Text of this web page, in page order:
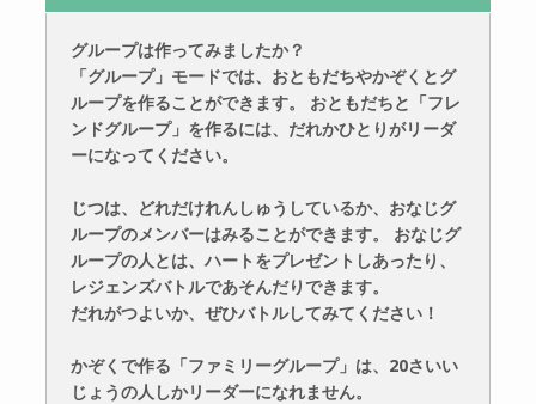
グループは作ってみましたか？
「グループ」モードでは、おともだちやかぞくとグ
ループを作ることができます。 おともだちと「フレ
ンドグループ」を作るには、だれかひとりがリーダ
ーになってください。
じつは、どれだけれんしゅうしているか、おなじグ
ループのメンバーはみることができます。 おなじグ
ループの人とは、ハートをプレゼントしあったり、
レジェンズバトルであそんだりできます。
だれがつよいか、ぜひバトルしてみてください！
かぞくで作る「ファミリーグループ」は、20さいい
じょうの人しかリーダーになれません。